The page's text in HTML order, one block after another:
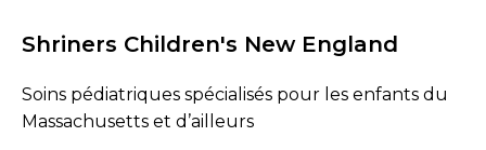
Shriners Children's New England
Soins pédiatriques spécialisés pour les enfants du
Massachusetts et d’ailleurs